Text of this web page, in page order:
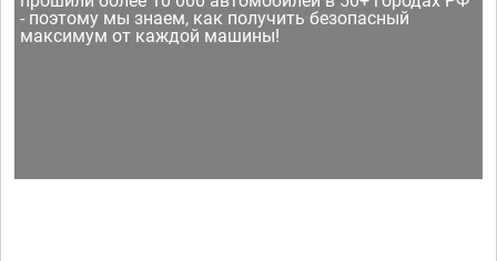
- поэтому мы знаем, как получить безопасный
максимум от каждой машины!